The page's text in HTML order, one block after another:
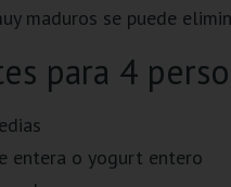
maduros se puede
para 4
entera o yogurt entero